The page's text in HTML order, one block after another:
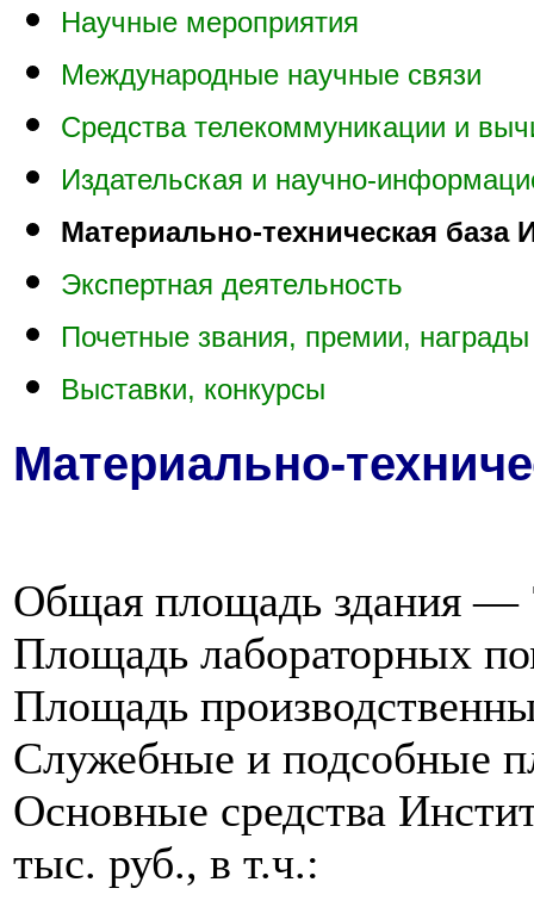
Научные мероприятия
Международные научные связи
Средства телекоммуникации и
Издательская и научно-
Материально-техническая база
Экспертная деятельность
Почетные звания, премии, награды
Выставки, конкурсы
Материально-
Общая площадь здания —
Площадь лабораторных
Площадь
Служебные и подсобные
Основные средства
тыс. руб., в т.ч.: